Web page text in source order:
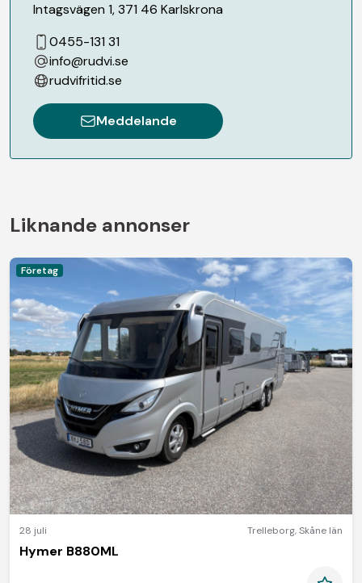
Intagsvägen 1,371 46 Karlskrona
0455-131 31
info@rudvi.se
rudvifritid.se
Meddelande
Liknande annonser
Företag
28 juli Trelleborg,Skåne län
Hymer B880ML